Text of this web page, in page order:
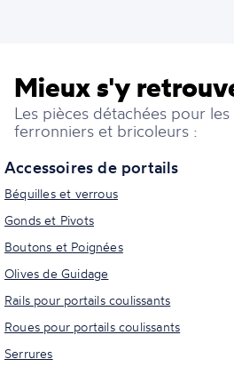
Mieux s'y
Les pièces détachées pour les
ferronniers et bricoleurs :
Accessoires de portails
Béquilles et verrous
Gonds et Pivots
Boutons et Poignées
Olives de Guidage
Rails pour portails coulissants
Roues pour portails coulissants
Serrures